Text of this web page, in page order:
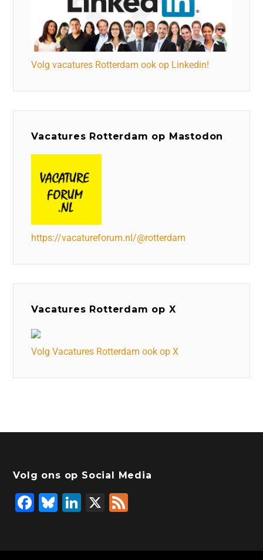
Volg vacatures Rotterdam ook op Linkedin!
Vacatures Rotterdam op Mastodon
https://vacatureforum.nl/@rotterdam
Vacatures Rotterdam op X
Volg Vacatures Rotterdam ook op X
Volg ons op Social Media
F
Bl
Li X